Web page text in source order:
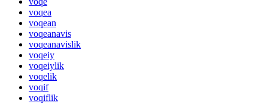
voqea
voqean
voqeanavis
voqeanavislik
voqeiy
voqeiylik
voqelik
voqif
voqiflik